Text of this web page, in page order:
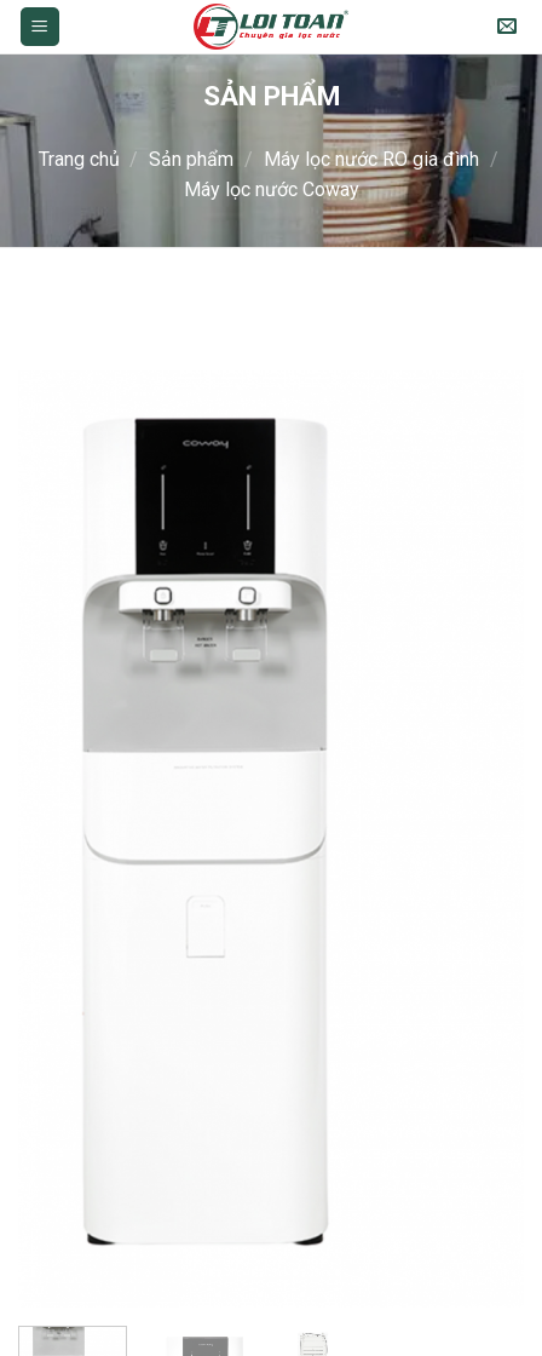
Skip
SẢN PHẨM
Trang chủ / Sản phẩm / Máy lọc nước RO gia đình /
Máy lọc nước Coway